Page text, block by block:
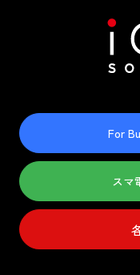
For
スマ